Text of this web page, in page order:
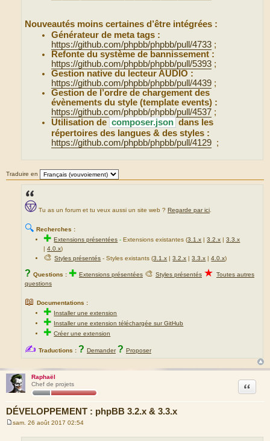
Nouveautés moins certaines d’être intégrées :
Générateur de meta tags :
https://github.com/phpbb/phpbb/pull/4733 ;
Refonte du système de bannissement :
https://github.com/phpbb/phpbb/pull/5393 ;
Gestion native du lecteur AUDIO :
https://github.com/phpbb/phpbb/pull/4439 ;
Gestion de l’ordre de chargement des
évènements du style (template events) :
https://github.com/phpbb/phpbb/pull/4537 ;
Utilisation de composer.json dans les
répertoires des langues & des styles :
https://github.com/phpbb/phpbb/pull/4129 ;
Traduire en
Tu as un forum et tu veux aussi un site web ? Regarde par ici
🔍 Recherches :
✚Extensions présentées -Extensions existantes (3.1.x |3.2.x |3.3.x
|4.0.x)
🎨Styles présentés - Styles existants (3.1.x |3.2.x |3.3.x |4.0.x)
? Questions : ✚ Extensions présentées 🎨 Styles présentés ★ Toutes autres
questions
📖 Documentations :
✚ Installer une extension
✚ Installer une extension téléchargée sur GitHub
✚Créer une extension
✍ Traductions : ? Demander ? Proposer
Raphaël
Chef de projets
DÉVELOPPEMENT : phpBB 3.2.x & 3.3.x
Citation
sam. 26 août 2017 02:54